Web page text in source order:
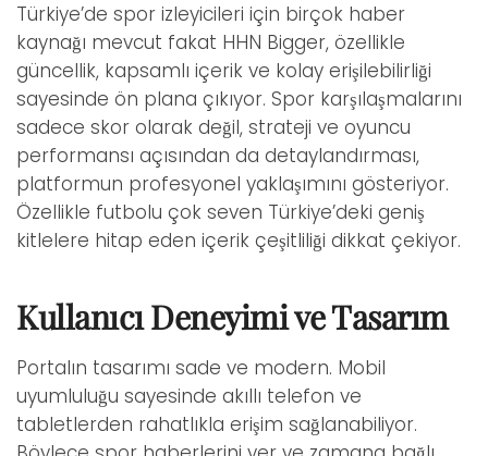
Türkiye’de spor izleyicileri için birçok haber
kaynağı mevcut fakat HHN Bigger, özellikle
güncellik, kapsamlı içerik ve kolay erişilebilirliği
sayesinde ön plana çıkıyor. Spor karşılaşmalarını
sadece skor olarak değil, strateji ve oyuncu
performansı açısından da detaylandırması,
platformun profesyonel yaklaşımını gösteriyor.
Özellikle futbolu çok seven Türkiye’deki geniş
kitlelere hitap eden içerik çeşitliliği dikkat çekiyor.
Kullanıcı Deneyimi ve Tasarım
Portalın tasarımı sade ve modern. Mobil
uyumluluğu sayesinde akıllı telefon ve
tabletlerden rahatlıkla erişim sağlanabiliyor.